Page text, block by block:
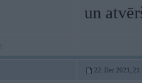
un
22. Dec 2021,